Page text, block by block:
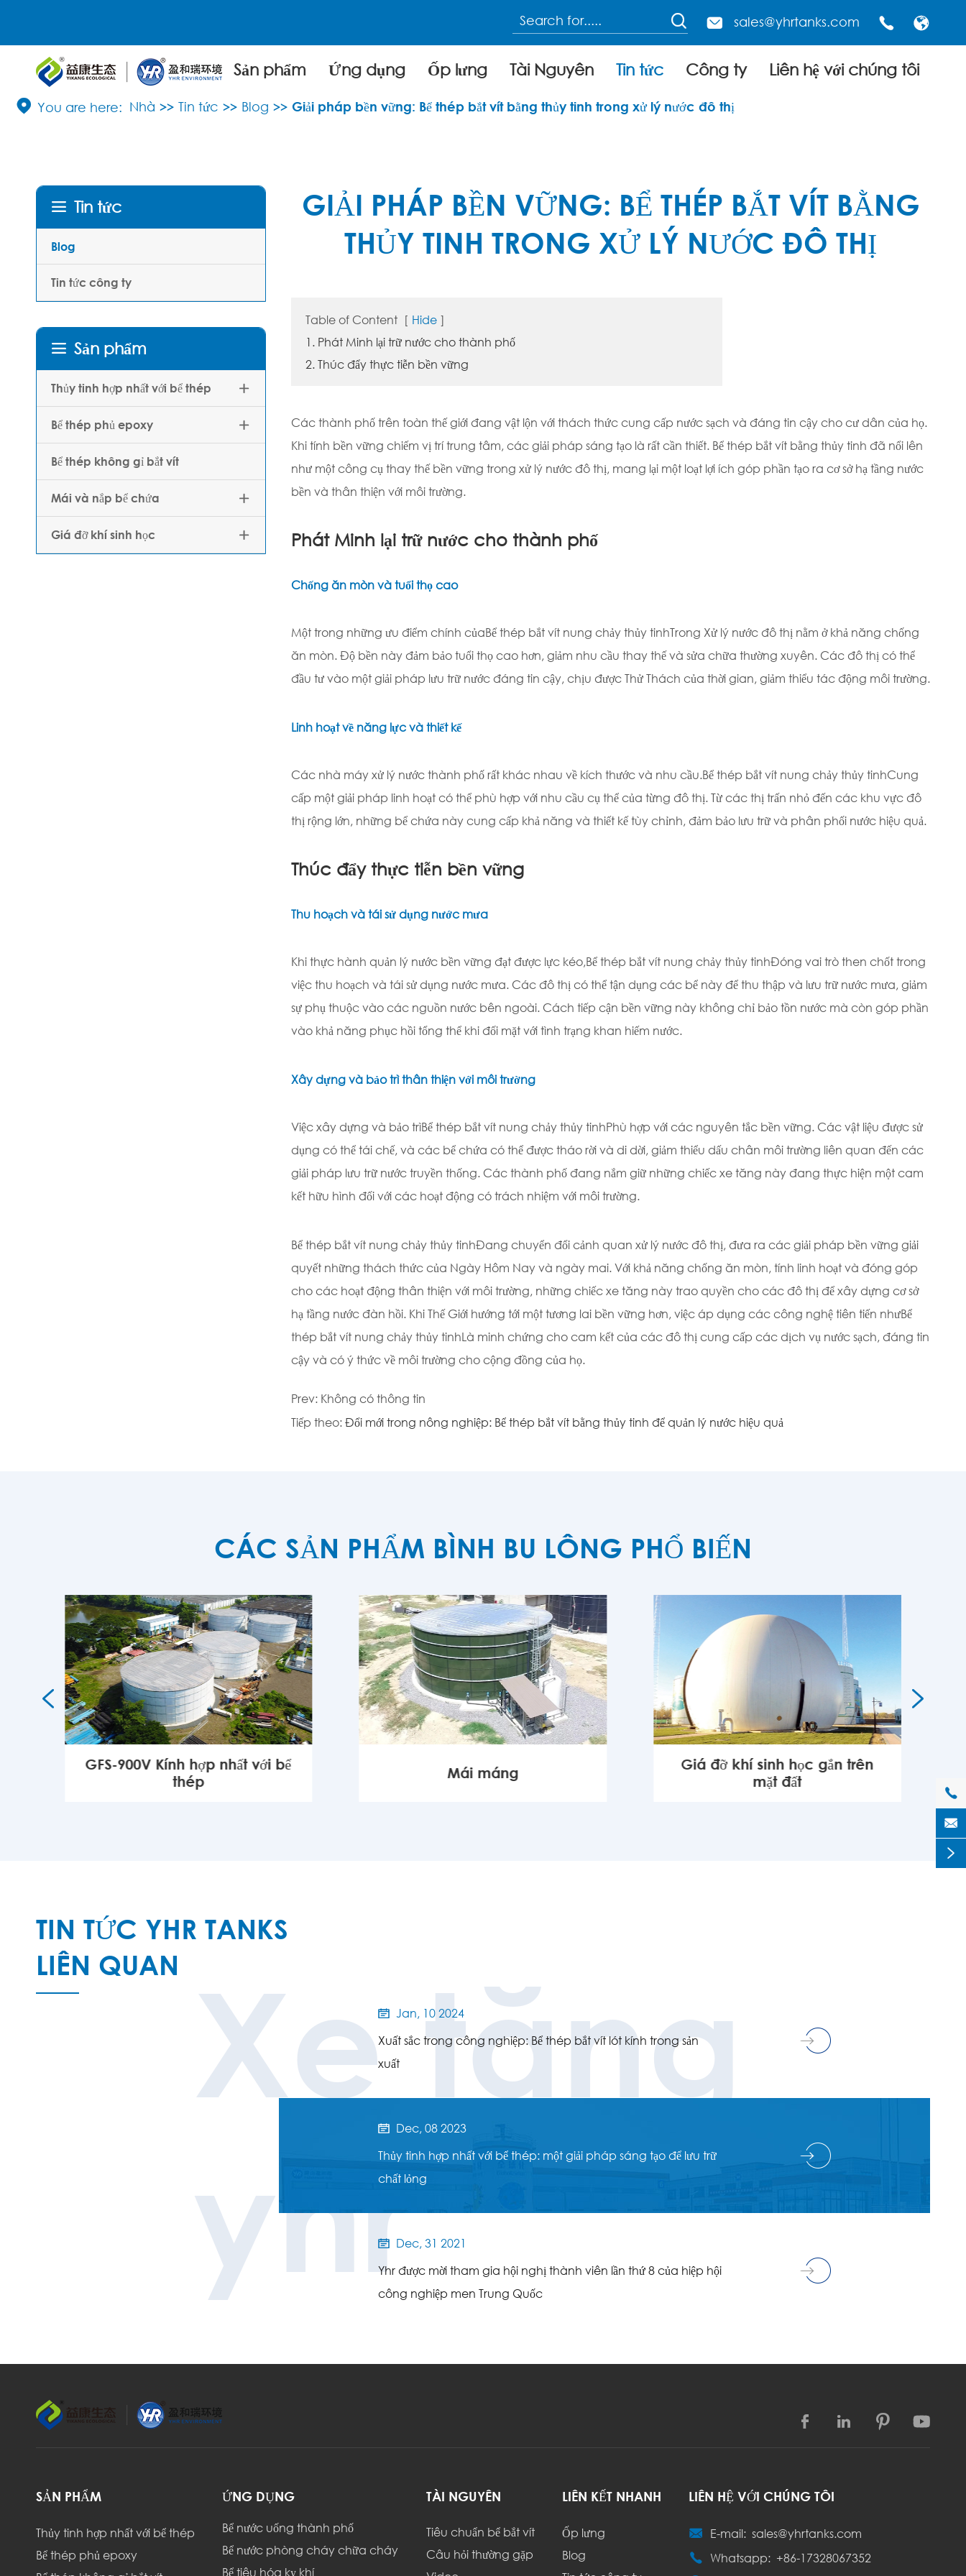
  sales@yhrtanks.com  
Sản phẩm Ứng dụng Ốp lưng Tài Nguyên Tin tức Công ty Liên hệ với chúng tôi
 Nhà Tin tức Blog Giải pháp bền vững: Bể thép bắt vít bằng thủy tinh trong xử lý nước đô thị
 Tin tức
Blog
Tin tức công ty
 Sản phẩm
Thủy tinh hợp nhất với bể thép 
Bể thép phủ epoxy 
Bể thép không gỉ bắt vít
Mái và nắp bể chứa 
Giá đỡ khí sinh học 
GIẢI PHÁP BỀN VỮNG: BỂ THÉP BẮT VÍT BẰNG
THỦY TINH TRONG XỬ LÝ NƯỚC ĐÔ THỊ
Table of Content [ Hide ]
1. Phát Minh lại trữ nước cho thành phố
2. Thúc đẩy thực tiễn bền vững
Các thành phố trên toàn thế giới đang vật lộn với thách thức cung cấp nước sạch và đáng tin cậy cho cư dân của họ.
Khi tính bền vững chiếm vị trí trung tâm, các giải pháp sáng tạo là rất cần thiết. Bể thép bắt vít bằng thủy tinh đã nổi lên
như một công cụ thay thế bền vững trong xử lý nước đô thị, mang lại một loạt lợi ích góp phần tạo ra cơ sở hạ tầng nước
bền và thân thiện với môi trường.
Phát Minh lại trữ nước cho thành phố
Chống ăn mòn và tuổi thọ cao
Một trong những ưu điểm chính củaBể thép bắt vít nung chảy thủy tinhTrong Xử lý nước đô thị nằm ở khả năng chống
ăn mòn. Độ bền này đảm bảo tuổi thọ cao hơn, giảm nhu cầu thay thế và sửa chữa thường xuyên. Các đô thị có thể
đầu tư vào một giải pháp lưu trữ nước đáng tin cậy, chịu được Thử Thách của thời gian, giảm thiểu tác động môi trường.
Linh hoạt về năng lực và thiết kế
Các nhà máy xử lý nước thành phố rất khác nhau về kích thước và nhu cầu.Bể thép bắt vít nung chảy thủy tinhCung
cấp một giải pháp linh hoạt có thể phù hợp với nhu cầu cụ thể của từng đô thị. Từ các thị trấn nhỏ đến các khu vực đô
thị rộng lớn, những bể chứa này cung cấp khả năng và thiết kế tùy chỉnh, đảm bảo lưu trữ và phân phối nước hiệu quả.
Thúc đẩy thực tiễn bền vững
Thu hoạch và tái sử dụng nước mưa
Khi thực hành quản lý nước bền vững đạt được lực kéo,Bể thép bắt vít nung chảy thủy tinhĐóng vai trò then chốt trong
việc thu hoạch và tái sử dụng nước mưa. Các đô thị có thể tận dụng các bể này để thu thập và lưu trữ nước mưa, giảm
sự phụ thuộc vào các nguồn nước bên ngoài. Cách tiếp cận bền vững này không chỉ bảo tồn nước mà còn góp phần
vào khả năng phục hồi tổng thể khi đối mặt với tình trạng khan hiếm nước.
Xây dựng và bảo trì thân thiện với môi trường
Việc xây dựng và bảo trìBể thép bắt vít nung chảy thủy tinhPhù hợp với các nguyên tắc bền vững. Các vật liệu được sử
dụng có thể tái chế, và các bể chứa có thể được tháo rời và di dời, giảm thiểu dấu chân môi trường liên quan đến các
giải pháp lưu trữ nước truyền thống. Các thành phố đang nắm giữ những chiếc xe tăng này đang thực hiện một cam
kết hữu hình đối với các hoạt động có trách nhiệm với môi trường.
Bể thép bắt vít nung chảy thủy tinhĐang chuyển đổi cảnh quan xử lý nước đô thị, đưa ra các giải pháp bền vững giải
quyết những thách thức của Ngày Hôm Nay và ngày mai. Với khả năng chống ăn mòn, tính linh hoạt và đóng góp
cho các hoạt động thân thiện với môi trường, những chiếc xe tăng này trao quyền cho các đô thị để xây dựng cơ sở
hạ tầng nước đàn hồi. Khi Thế Giới hướng tới một tương lai bền vững hơn, việc áp dụng các công nghệ tiên tiến nhưBể
thép bắt vít nung chảy thủy tinhLà minh chứng cho cam kết của các đô thị cung cấp các dịch vụ nước sạch, đáng tin
cậy và có ý thức về môi trường cho cộng đồng của họ.
Prev: Không có thông tin
Tiếp theo:Đổi mới trong nông nghiệp: Bể thép bắt vít bằng thủy tinh để quản lý nước hiệu quả
CÁC SẢN PHẨM BÌNH BU LÔNG PHỔ BIẾN
GFS-900V Kính hợp nhất với bể
thép
Mái máng
Giá đỡ khí sinh học gắn trên
mặt đất
 
TIN TỨC YHR TANKS
LIÊN QUAN

Jan, 10 2024
Xuất sắc trong công nghiệp: Bể thép bắt vít lót kính trong sản
xuất

Dec, 08 2023
Thủy tinh hợp nhất với bể thép: một giải pháp sáng tạo để lưu trữ
chất lỏng

Dec, 31 2021
Yhr được mời tham gia hội nghị thành viên lần thứ 8 của hiệp hội
công nghiệp men Trung Quốc
Xe tăng
yhr
   
SẢN PHẨM
Thủy tinh hợp nhất với bể thép
Bể thép phủ epoxy
ỨNG DỤNG
Bể nước uống thành phố
Bể nước phòng cháy chữa cháy
Bể tiêu hóa kỵ khí
TÀI NGUYÊN
Tiêu chuẩn bể bắt vít
Câu hỏi thường gặp
LIÊN KẾT NHANH
Ốp lưng
Blog
LIÊN HỆ VỚI CHÚNG TÔI
 E-mail: sales@yhrtanks.com
 Whatsapp: +86-17328067352


